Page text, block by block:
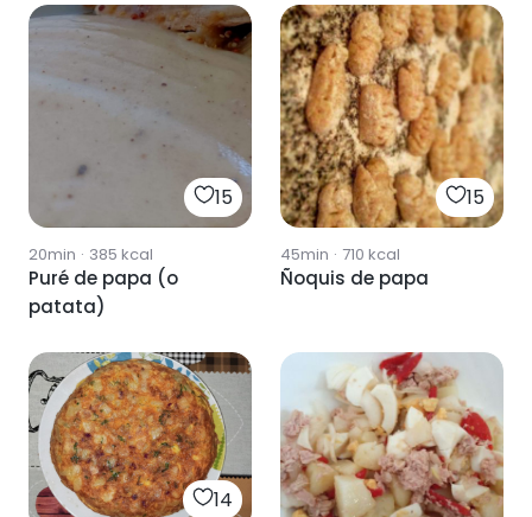
15
20min · 385 kcal
Puré de papa (o
patata)
15
45min · 710 kcal
Ñoquis de papa
14